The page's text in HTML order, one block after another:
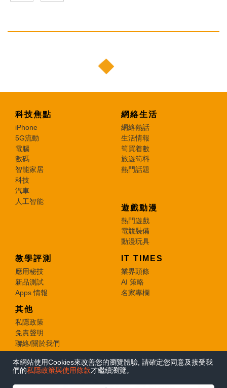
本網站使用Cookies來改善您的瀏覽體驗, 請確定您同意及接受我
們的私隱政策與使用條款才繼續瀏覽。
科技焦點
iPhone
5G流動
電腦
數碼
智能家居
科技
汽車
人工智能
網絡生活
網絡熱話
生活情報
筍買着數
旅遊筍料
熱門話題
遊戲動漫
熱門遊戲
電競裝備
動漫玩具
教學評測
應用秘技
新品測試
Apps 情報
IT TIMES
業界頭條
AI 策略
名家專欄
其他
私隱政策
免責聲明
聯絡/關於我們
© 2026 e-zone. All Rights Reserved.